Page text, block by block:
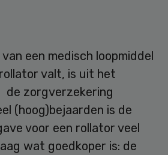
een medisch loopmiddel
valt, is uit het
de zorgverzekering
(hoog)bejaarden is de
voor een rollator veel
wat goedkoper is: de